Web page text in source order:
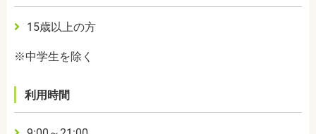
15歳以上の方
※中学生を除く
利用時間